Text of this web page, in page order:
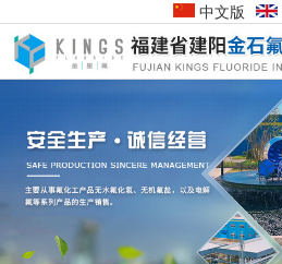
中文版